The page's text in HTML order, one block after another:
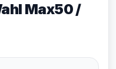
Max50 /